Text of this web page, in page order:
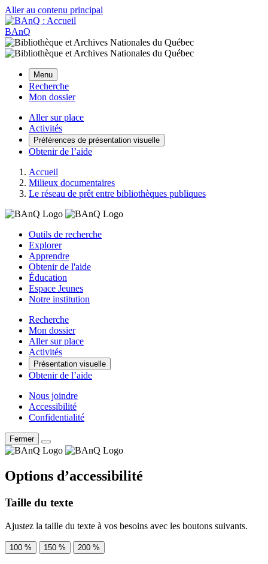
Aller au contenu principal
BAnQ
Menu
Recherche
Mon dossier
Aller sur place
Activités
Préférences de présentation visuelle
Obtenir de l’aide
Accueil
Milieux documentaires
Le réseau de prêt entre bibliothèques publiques
Outils de recherche
Explorer
Apprendre
Obtenir de l'aide
Éducation
Espace Jeunes
Notre institution
Recherche
Mon dossier
Aller sur place
Activités
Présentation visuelle
Obtenir de l’aide
Nous joindre
Accessibilité
Confidentialité
Fermer
Options d’accessibilité
Taille du texte
Ajustez la taille du texte à vos besoins avec les boutons suivants.
100 % 150 % 200 %